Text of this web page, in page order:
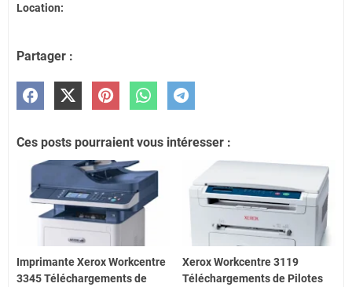
Location:
Partager :
Ces posts pourraient vous intéresser :
Imprimante Xerox Workcentre
3345 Téléchargements de
Xerox Workcentre 3119
Téléchargements de Pilotes